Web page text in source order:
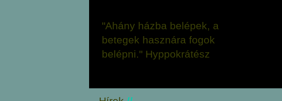
"Ahány házba belépek, a
betegek hasznára fogok
belépni." Hyppokrátész